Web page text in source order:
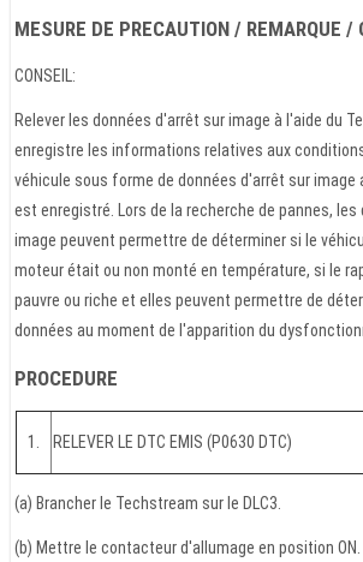
MESURE DE PRECAUTION / REMARQUE /
CONSEIL:
Relever les données d'arrêt sur image à l'aide du
enregistre les informations relatives aux
véhicule sous forme de données d'arrêt sur image
est enregistré. Lors de la recherche de pannes,
image peuvent permettre de déterminer si le
moteur était ou non monté en température, si le
pauvre ou riche et elles peuvent permettre de
données au moment de l'apparition du
PROCEDURE
1. RELEVER LE DTC EMIS (P0630 DTC)
(a) Brancher le Techstream sur le DLC3.
(b) Mettre le contacteur d'allumage en position ON.